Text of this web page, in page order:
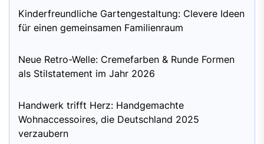
Kinderfreundliche Gartengestaltung: Clevere Ideen
für einen gemeinsamen Familienraum
Neue Retro-Welle: Cremefarben & Runde Formen
als Stilstatement im Jahr 2026
Handwerk trifft Herz: Handgemachte
Wohnaccessoires, die Deutschland 2025
verzaubern